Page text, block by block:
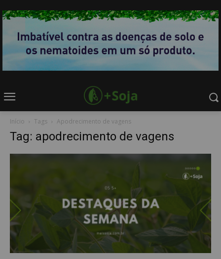
Início Tags Apodrecimento de vagens
Tag: apodrecimento de vagens